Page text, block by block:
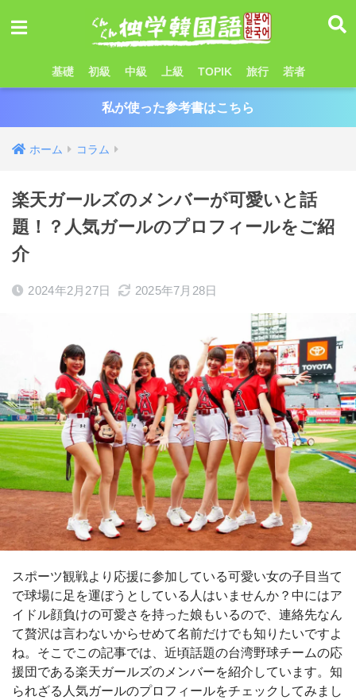
基礎 初級 中級 上級 TOPIK 旅行 若者
私が使った参考書はこちら
ホーム コラム
楽天ガールズのメンバーが可愛いと話
題！？人気ガールのプロフィールをご紹
介
2024年2月27日 2025年7月28日
スポーツ観戦より応援に参加している可愛い女の子目当て
で球場に足を運ぼうとしている人はいませんか？中にはア
イドル顔負けの可愛さを持った娘もいるので、連絡先なん
て贅沢は言わないからせめて名前だけでも知りたいですよ
ね。そこでこの記事では、近頃話題の台湾野球チームの応
援団である楽天ガールズのメンバーを紹介しています。知
られざる人気ガールのプロフィールをチェックしてみまし